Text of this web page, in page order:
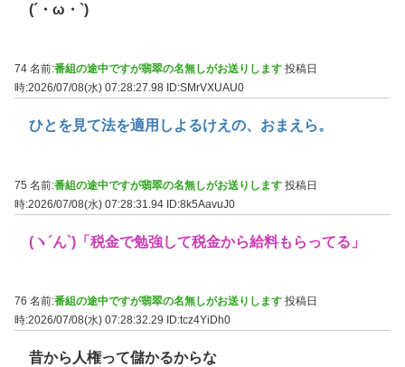
(´・ω・`)
74 名前:番組の途中ですが翡翠の名無しがお送りします 投稿日
時:2026/07/08(水) 07:28:27.98 ID:SMrVXUAU0
ひとを見て法を適用しよるけえの、おまえら。
75 名前:番組の途中ですが翡翠の名無しがお送りします 投稿日
時:2026/07/08(水) 07:28:31.94 ID:8k5AavuJ0
(ヽ´ん`)「税金で勉強して税金から給料もらってる」
76 名前:番組の途中ですが翡翠の名無しがお送りします 投稿日
時:2026/07/08(水) 07:28:32.29
ID:tcz4YiDh0
昔から人権って儲かるからな